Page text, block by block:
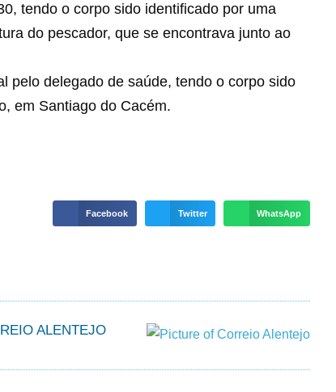
tendo o corpo sido identificado por uma
do pescador, que se encontrava junto ao
pelo delegado de saúde, tendo o corpo sido
em Santiago do Cacém.
Facebook Twitter WhatsApp
ALENTEJO